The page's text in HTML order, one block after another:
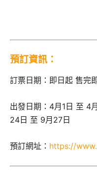
預訂資訊：
訂票日期：即日起 售完
出發日期：4月1日 至 4
24日 至 9月27日
預訂網址： https://